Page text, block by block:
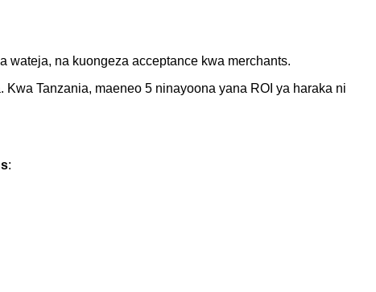
na kuongeza acceptance kwa merchants.
Tanzania, maeneo 5 ninayoona yana ROI ya haraka ni
: